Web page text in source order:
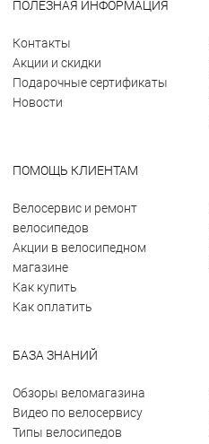
ПОЛЕЗНАЯ ИНФОРМАЦИЯ
Контакты
Акции и скидки
Подарочные сертификаты
Новости
ПОМОЩЬ КЛИЕНТАМ
Велосервис и ремонт
велосипедов
Акции в велосипедном
магазине
Как купить
Как оплатить
БАЗА ЗНАНИЙ
Обзоры веломагазина
Видео по велосервису
Типы велосипедов